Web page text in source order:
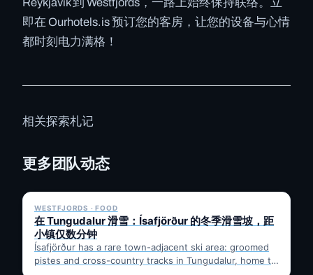
Reykjavík 到 Westfjords，一路上始终保持联络。立
即在 Ourhotels.is 预订您的客房，让您的设备与心情
都时刻电力满格！
相关探索札记
更多团队动态
WESTFJORDS · FOOD
在 Tungudalur 滑雪：Ísafjörður 的冬季滑雪坡，距
小镇仅数分钟
Ísafjörður has a rare town-adjacent ski area: groomed
pistes and cross-country tracks in Tungudalur, home to